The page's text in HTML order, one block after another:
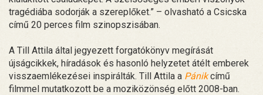
tragédiába sodorják a szereplőket.” – olvasható a Csicska
című 20 perces film szinopszisában.
A Till Attila által jegyezett forgatókönyv megírását
újságcikkek, híradások és hasonló helyzetet átélt emberek
visszaemlékezései inspirálták. Till Attila a Pánikcímű
filmmel mutatkozott be a moziközönség előtt 2008-ban.